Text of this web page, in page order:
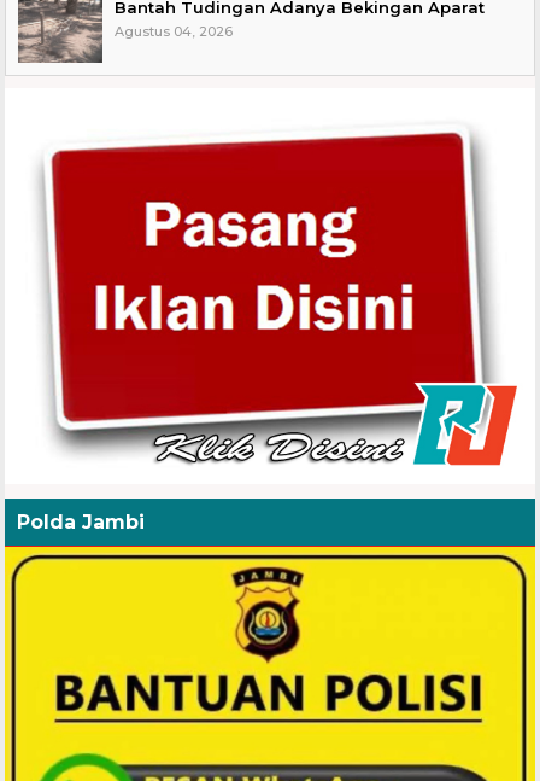
Bantah Tudingan Adanya Bekingan Aparat
Agustus 04, 2026
Polda Jambi